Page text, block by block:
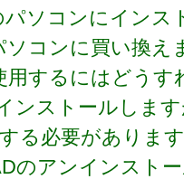
パソコンにインス
ソコンに買い換え
用するにはどうす
ンストールしま
る必要がありま
のアンインスト